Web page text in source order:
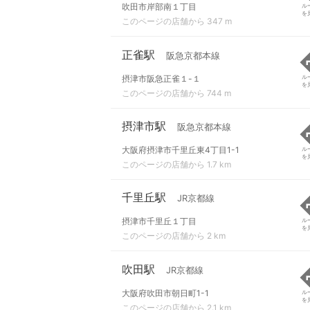
吹田市岸部南１丁目
このページの店舗から 347 m
ル
を
正雀駅 阪急京都本線
摂津市阪急正雀１-１
このページの店舗から 744 m
ル
を
摂津市駅 阪急京都本線
大阪府摂津市千里丘東4丁目1-1
このページの店舗から 1.7 km
ル
を
千里丘駅 JR京都線
摂津市千里丘１丁目
このページの店舗から 2 km
ル
を
吹田駅 JR京都線
大阪府吹田市朝日町1-1
このページの店舗から 2.1 km
ル
を